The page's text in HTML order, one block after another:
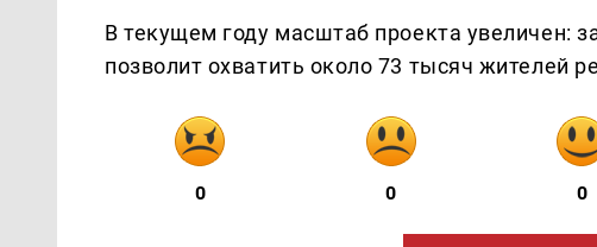
В текущем году масштаб проекта увеличен:
позволит охватить около 73 тысяч жителей
0 0 0